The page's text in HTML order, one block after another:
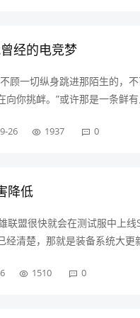
经的电竞梦
顾一切纵身跳进那陌生的，
向你挑衅。”或许那是一条鲜
吴磊扮演的路小北为双主线追
26 1937 0
降低
联盟很快就会在测试服中上
经清楚，那就是装备系统大
能力、提供更多出装思路和保
1510 0